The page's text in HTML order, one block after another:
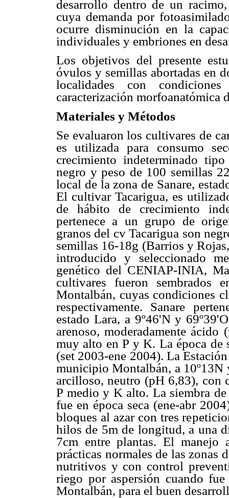
desarrollo dentro de un
cuya demanda por
ocurre disminución en la
individuales y embriones en
Los objetivos del presente
óvulos y semillas abortadas en
localidades con
caracterización morfoanatómica
Materiales y Métodos
Se evaluaron los cultivares de
es utilizada para consumo
crecimiento indeterminado
negro y peso de 100 semillas
local de la zona de Sanare,
El cultivar Tacarigua, es
de hábito de crecimiento
pertenece a un grupo de
granos del cv Tacarigua son
semillas 16-18g (Barrios y
introducido y seleccionado
genético del CENIAP-INIA,
cultivares fueron sembrados
Montalbán, cuyas condiciones
respectivamente. Sanare
estado Lara, a 9º46'N y
arenoso, moderadamente
muy alto en P y K. La época de
(set 2003-ene 2004). La
municipio Montalbán, a 10º13N
arcilloso, neutro (pH 6,83), con
P medio y K alto. La siembra
fue en época seca (ene-abr
bloques al azar con tres
hilos de 5m de longitud, a una
7cm entre plantas. El manejo
prácticas normales de las zonas
nutritivos y con control
riego por aspersión cuando fue
Montalbán, para el buen